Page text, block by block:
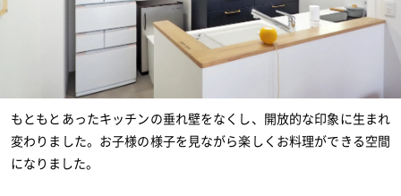
もともとあったキッチンの垂れ壁をなくし、開放的な印象に生まれ
変わりました。お子様の様子を見ながら楽しくお料理ができる空間
になりました。